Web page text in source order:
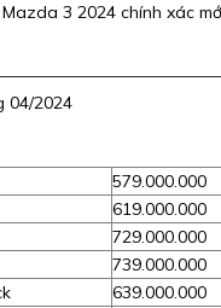
3 2024 chính xác
04/2024
579.000.000
619.000.000
729.000.000
739.000.000
639.000.000